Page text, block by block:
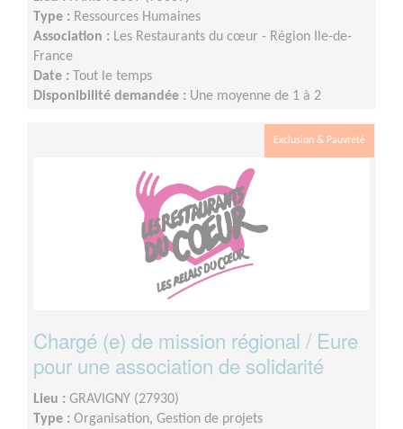
Type : Ressources Humaines
Association : Les Restaurants du cœur - Région Ile-de-
France
Date : Tout le temps
Disponibilité demandée : Une moyenne de 1 à 2
Exclusion & Pauvreté
Chargé (e) de mission régional / Eure
pour une association de solidarité
Lieu : GRAVIGNY (27930)
Type : Organisation, Gestion de projets